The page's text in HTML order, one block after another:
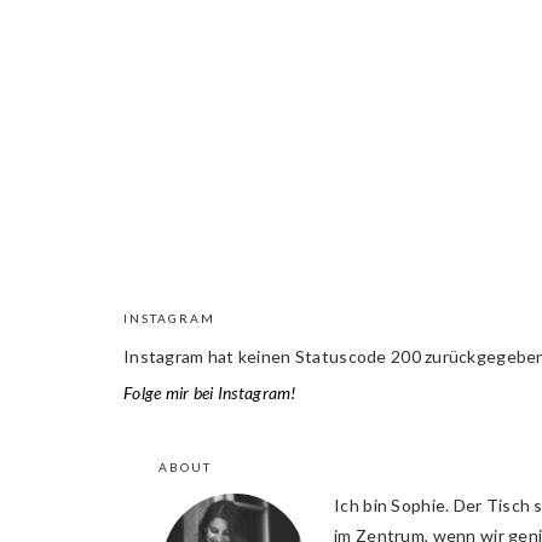
FOOTERINSTAGRAM
Instagram hat keinen Statuscode 200
Folge mir bei Instagram!
ABOUT
Ich bin Sophie. Der Tisch
im Zentrum, wenn wir